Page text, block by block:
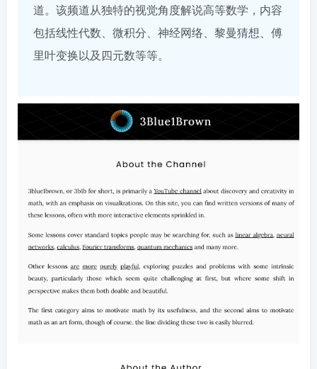
道。该频道从独特的视觉角度解说高等数学，内容
包括线性代数、微积分、神经网络、黎曼猜想、傅
里叶变换以及四元数等等。